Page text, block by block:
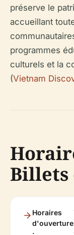
préserve le
accueillant
programmes
culturels et la
(Vietnam
Billets
Horaires
d'ouverture